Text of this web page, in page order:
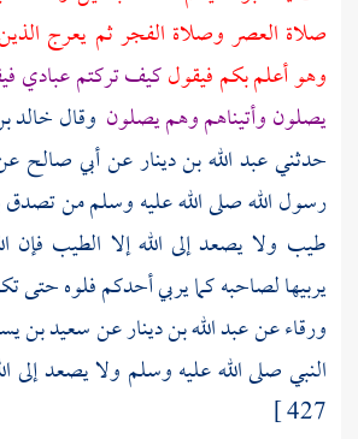
صلاة العصر وصلاة الفجر ثم يعرج الذين
وهو أعلم بكم فيقولكيف تركتم عبادي
يصلون وأتيناهم وهم يصلون وقال خالد
حدثني عبد الله بن دينار عن أبي صالح
رسول الله صلى الله عليه وسلم من
طيب ولا يصعد إلى الله إلا الطيب فإن
يربيها لصاحبه كما يربي أحدكم فلوه حتى
ورقاء عن عبد الله بن دينار عن سعيد بن
النبي صلى الله عليه وسلم ولا يصعد إلى
427 ]